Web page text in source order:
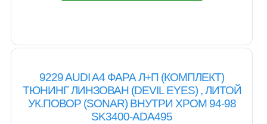
9229 AUDI A4 ФАРА Л+П (КОМПЛЕКТ)
ТЮНИНГ ЛИНЗОВАН (DEVIL EYES) , ЛИТОЙ
УК.ПОВОР (SONAR) ВНУТРИ ХРОМ 94-98
SK3400-ADA495